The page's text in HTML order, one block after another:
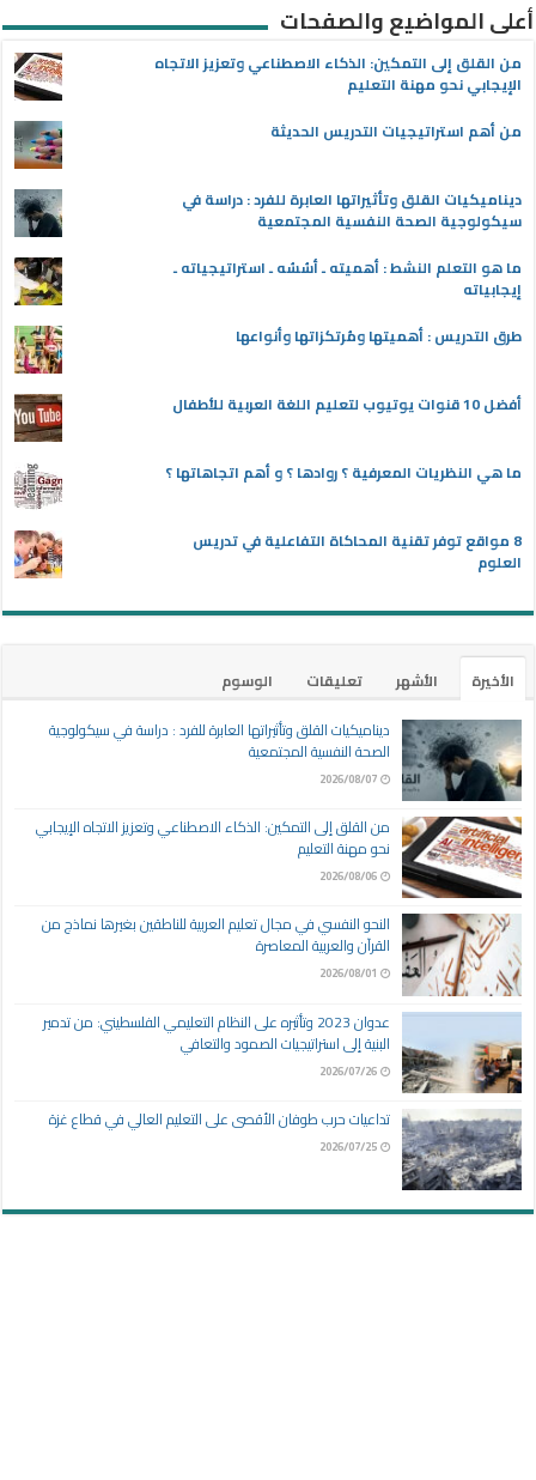
أعلى المواضيع والصفحات
من القلق إلى التمكين: الذكاء الاصطناعي وتعزيز الاتجاه
الإيجابي نحو مهنة التعليم
من أهم استراتيجيات التدريس الحديثة
ديناميكيات القلق وتأثيراتها العابرة للفرد : دراسة في
سيكولوجية الصحة النفسية المجتمعية
ما هو التعلم النشط : أهميته ـ أسُسُه ـ استراتيجياته ـ
إيجابياته
طرق التدريس : أهميتها ومُرتكزاتها وأنواعها
أفضل 10 قنوات يوتيوب لتعليم اللغة العربية للأطفال
ما هي النظريات المعرفية ؟ روادها ؟ و أهم اتجاهاتها ؟
8 مواقع توفر تقنية المحاكاة التفاعلية في تدريس
العلوم
الأخيرة الأشهر تعليقات
الوسوم
ديناميكيات القلق وتأثيراتها العابرة للفرد : دراسة في سيكولوجية
الصحة النفسية المجتمعية
2026/08/07
من القلق إلى التمكين: الذكاء الاصطناعي وتعزيز الاتجاه الإيجابي
نحو مهنة التعليم
2026/08/06
النحو النفسي في مجال تعليم العربية للناطقين بغيرها نماذج من
القرآن والعربية المعاصرة
2026/08/01
عدوان 2023 وتأثيره على النظام التعليمي الفلسطيني: من تدمير
البنية إلى استراتيجيات الصمود والتعافي
2026/07/26
تداعيات حرب طوفان الأقصى على التعليم العالي في قطاع غزة
2026/07/25